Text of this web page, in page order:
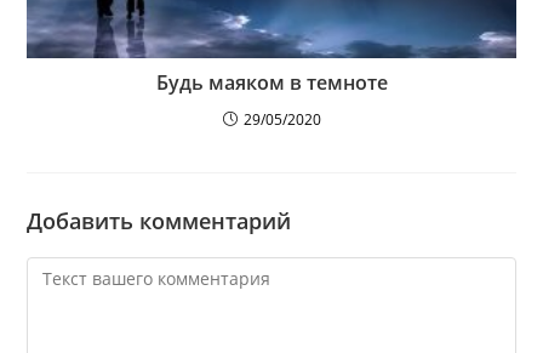
Будь маяком в темноте
29/05/2020
Добавить комментарий